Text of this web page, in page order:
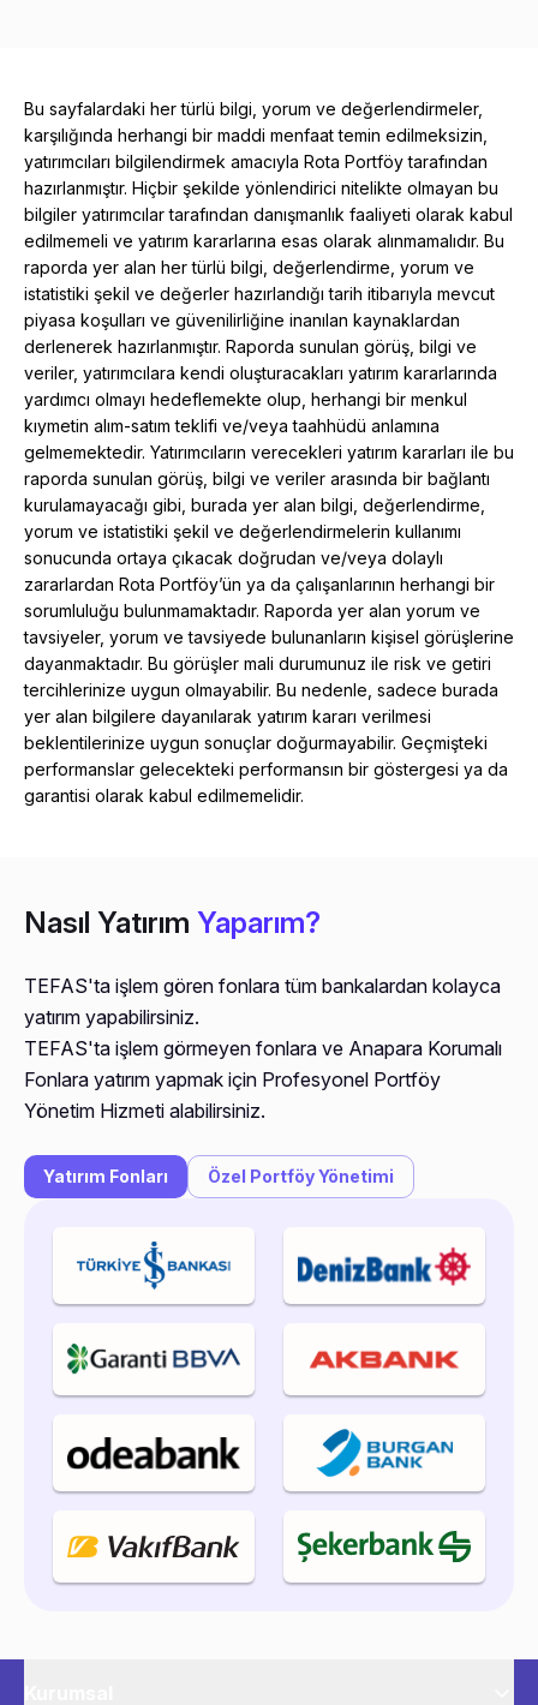
Bu sayfalardaki her türlü bilgi, yorum ve değerlendirmeler,
karşılığında herhangi bir maddi menfaat temin edilmeksizin,
yatırımcıları bilgilendirmek amacıyla Rota Portföy tarafından
hazırlanmıştır. Hiçbir şekilde yönlendirici nitelikte olmayan bu
bilgiler yatırımcılar tarafından danışmanlık faaliyeti olarak kabul
edilmemeli ve yatırım kararlarına esas olarak alınmamalıdır. Bu
raporda yer alan her türlü bilgi, değerlendirme, yorum ve
istatistiki şekil ve değerler hazırlandığı tarih itibarıyla mevcut
piyasa koşulları ve güvenilirliğine inanılan kaynaklardan
derlenerek hazırlanmıştır. Raporda sunulan görüş, bilgi ve
veriler, yatırımcılara kendi oluşturacakları yatırım kararlarında
yardımcı olmayı hedeflemekte olup, herhangi bir menkul
kıymetin alım-satım teklifi ve/veya taahhüdü anlamına
gelmemektedir. Yatırımcıların verecekleri yatırım kararları ile bu
raporda sunulan görüş, bilgi ve veriler arasında bir bağlantı
kurulamayacağı gibi, burada yer alan bilgi, değerlendirme,
yorum ve istatistiki şekil ve değerlendirmelerin kullanımı
sonucunda ortaya çıkacak doğrudan ve/veya dolaylı
zararlardan Rota Portföy’ün ya da çalışanlarının herhangi bir
sorumluluğu bulunmamaktadır. Raporda yer alan yorum ve
tavsiyeler, yorum ve tavsiyede bulunanların kişisel görüşlerine
dayanmaktadır. Bu görüşler mali durumunuz ile risk ve getiri
tercihlerinize uygun olmayabilir. Bu nedenle, sadece burada
yer alan bilgilere dayanılarak yatırım kararı verilmesi
beklentilerinize uygun sonuçlar doğurmayabilir. Geçmişteki
performanslar gelecekteki performansın bir göstergesi ya da
garantisi olarak kabul edilmemelidir.
Nasıl Yatırım Yaparım?
TEFAS'ta işlem gören fonlara tüm bankalardan kolayca
yatırım yapabilirsiniz.
TEFAS'ta işlem görmeyen fonlara ve Anapara Korumalı
Fonlara yatırım yapmak için Profesyonel Portföy
Yönetim Hizmeti alabilirsiniz.
Yatırım Fonları Özel Portföy Yönetimi